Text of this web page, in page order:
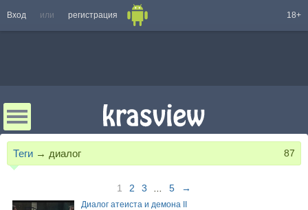
Вход или регистрация 18+
Теги → диалог 87
1 2 3 5 →
Диалог атеиста и демона II